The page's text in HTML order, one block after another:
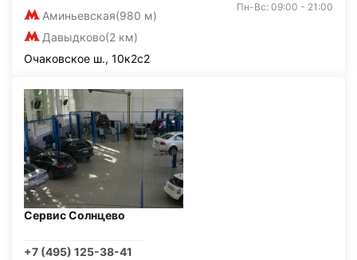
Аминьевская(980 м)
Давыдково(2 км)
Пн-Вс: 09:00 - 21:00
Очаковское ш., 10к2с2
Сервис Солнцево
+7 (495) 125-38-41